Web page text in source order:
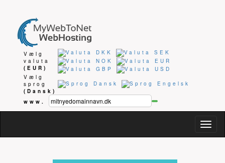
Vælg
valuta
(EUR)
Vælg
sprog
(Dansk)
www.